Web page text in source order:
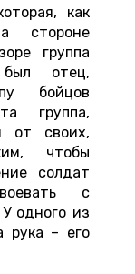
как
стороне
группа
отец,
бойцов
группа,
от своих,
чтобы
солдат
с
одного из
рука – его